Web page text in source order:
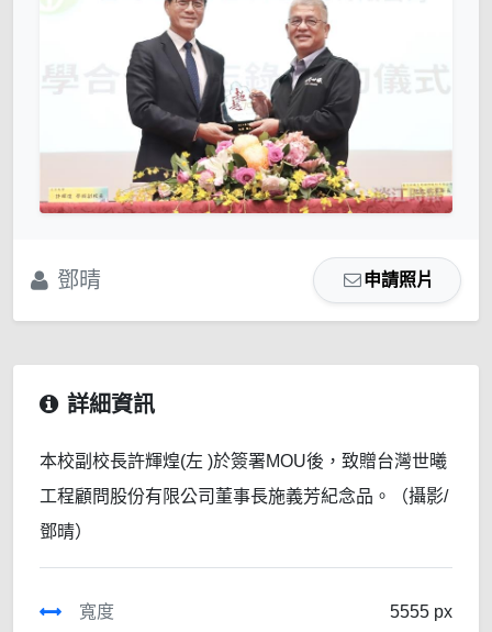
鄧晴 申請照片
詳細資訊
本校副校長許輝煌(左 )於簽署MOU後，致贈台灣世曦
工程顧問股份有限公司董事長施義芳紀念品。（攝影/
鄧晴）
寬度
5555 px